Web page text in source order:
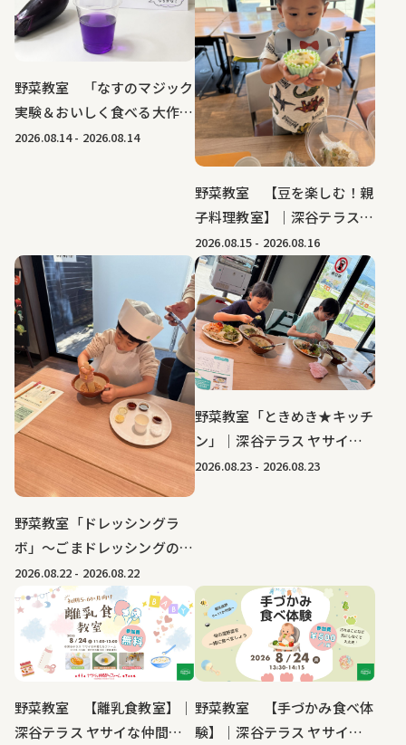
野菜教室 「なすのマジック
実験＆おいしく食べる大作
戦」｜深谷テラス ヤサイな
2026.08.14- 2026.08.14
野菜教室 【豆を楽しむ！親
子料理教室】｜深谷テラス
ヤサイな仲間たちファーム
2026.08.15 - 2026.08.16
野菜教室「ドレッシングラ
ボ」～ごまドレッシングのひ
みつ～｜深谷テラス ヤサイ
な仲間たちファーム
2026.08.22 - 2026.08.22
野菜教室「ときめき★キッチ
ン」｜深谷テラス ヤサイな
仲間たちファーム
2026.08.23 - 2026.08.23
野菜教室 【離乳食教室】｜
深谷テラス ヤサイな仲間た
野菜教室 【手づかみ食べ体
験】｜深谷テラス ヤサイな